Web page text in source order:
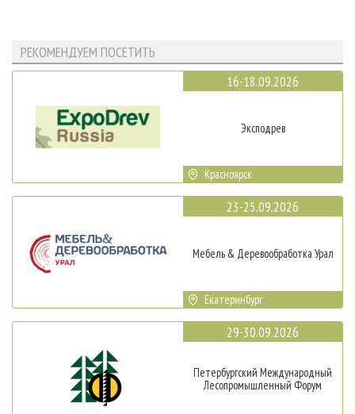
РЕКОМЕНДУЕМ ПОСЕТИТЬ
16-18.09.2026
Эксподрев
Красноярск
23-25.09.2026
Мебель & Деревообработка Урал
Екатеринбург
29-30.09.2026
Петербургский Международный
Лесопромышленный Форум